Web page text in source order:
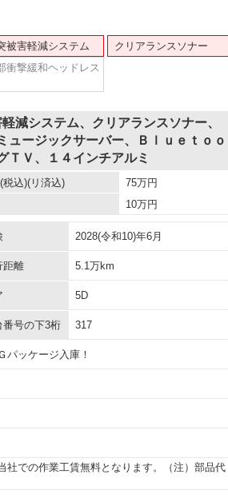
被害軽減システム
クリアランスソナー
衝撃緩和ヘッドレス
システム、クリアランスソナー、
ュージックサーバー、Ｂｌｕｅｔｏｏ
ＴＶ、１４インチアルミ
(税込)(リ済込) 75万円
10万円
2028(令和10)年6月
距離 5.1万km
5D
番号の下3桁 317
パッケージ入庫！
社での作業工賃無料となります。（注）部品代